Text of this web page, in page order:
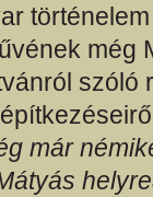
még
szóló
már